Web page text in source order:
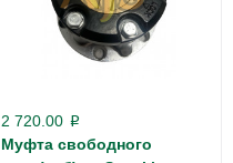
2 720.00 p
Муфта свободного